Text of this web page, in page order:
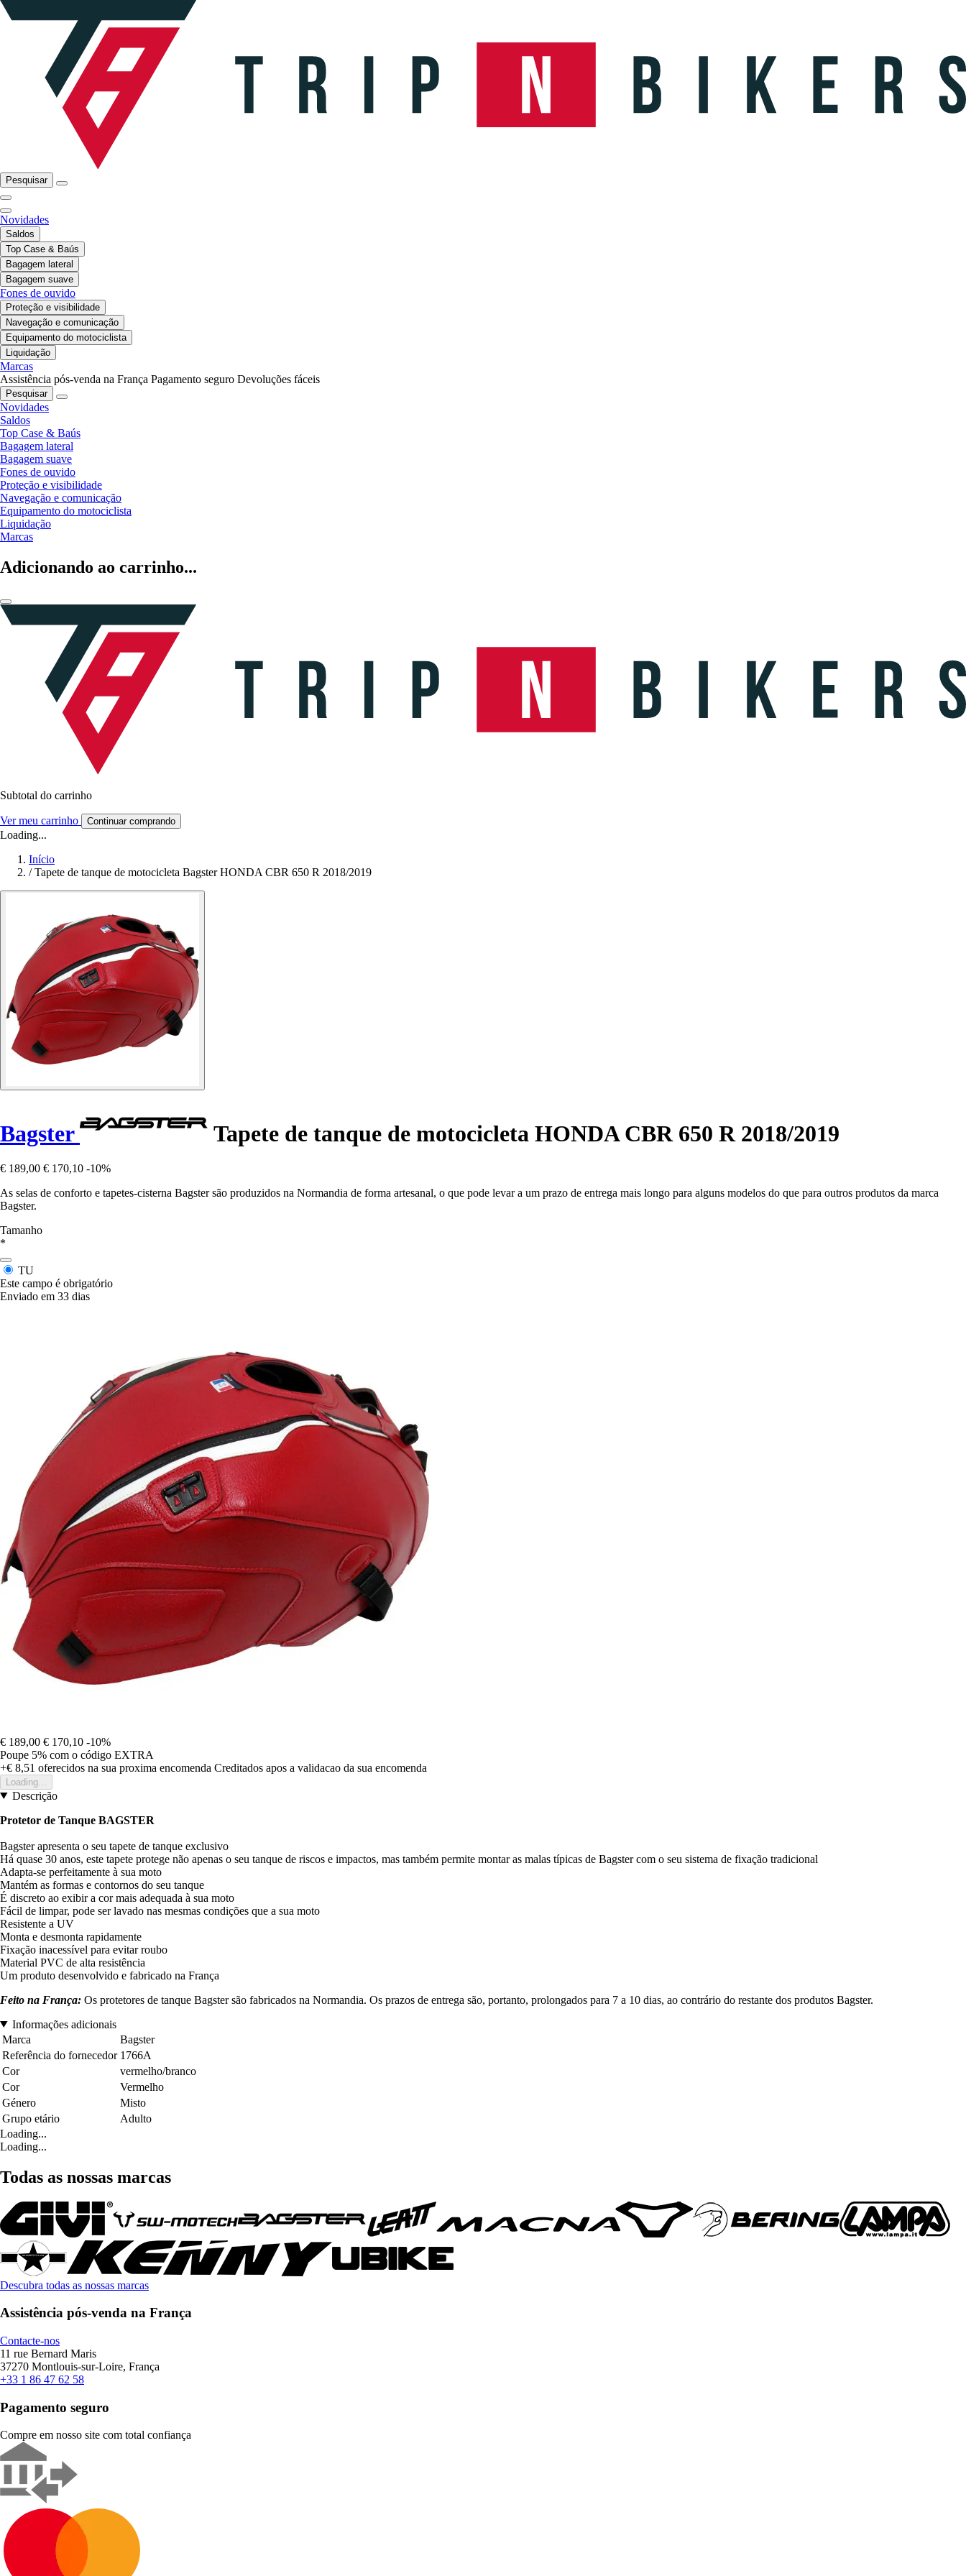
Pesquisar
Novidades
Saldos
Top Case & Baús
Bagagem lateral
Bagagem suave
Fones de ouvido
Proteção e visibilidade
Navegação e comunicação
Equipamento do motociclista
Liquidação
Marcas
Assistência pós-venda na França Pagamento seguro Devoluções fáceis
Pesquisar
Novidades
Saldos
Top Case & Baús
Bagagem lateral
Bagagem suave
Fones de ouvido
Proteção e visibilidade
Navegação e comunicação
Equipamento do motociclista
Liquidação
Marcas
Adicionando ao carrinho...
Subtotal do carrinho
Ver meu carrinho Continuar comprando
Loading...
Início
/ Tapete de tanque de motocicleta Bagster HONDA CBR 650 R 2018/2019
Bagster Tapete de tanque de motocicleta HONDA CBR 650 R 2018/2019
€ 189,00 € 170,10 -10%
As selas de conforto e tapetes-cisterna Bagster são produzidos na Normandia de forma artesanal, o que pode levar a um prazo de entrega mais longo para alguns modelos do que para outros produtos da marca
Bagster.
Tamanho
*
TU
Este campo é obrigatório
Enviado em 33 dias
€ 189,00 € 170,10 -10%
Poupe 5% com o código EXTRA
+€ 8,51 oferecidos na sua proxima encomenda Creditados apos a validacao da sua encomenda
Loading...
Descrição
Protetor de Tanque BAGSTER
Bagster apresenta o seu tapete de tanque exclusivo
Há quase 30 anos, este tapete protege não apenas o seu tanque de riscos e impactos, mas também permite montar as malas típicas de Bagster com o seu sistema de fixação tradicional
Adapta-se perfeitamente à sua moto
Mantém as formas e contornos do seu tanque
É discreto ao exibir a cor mais adequada à sua moto
Fácil de limpar, pode ser lavado nas mesmas condições que a sua moto
Resistente a UV
Monta e desmonta rapidamente
Fixação inacessível para evitar roubo
Material PVC de alta resistência
Um produto desenvolvido e fabricado na França
Feito na França: Os protetores de tanque Bagster são fabricados na Normandia. Os prazos de entrega são, portanto, prolongados para 7 a 10 dias, ao contrário do restante dos produtos Bagster.
Informações adicionais
Marca
Bagster
Referência do fornecedor 1766A
Cor
vermelho/branco
Cor
Vermelho
Género
Misto
Grupo etário
Adulto
Loading...
Loading...
Todas as nossas marcas
Descubra todas as nossas marcas
Assistência pós-venda na França
Contacte-nos
11 rue Bernard Maris
37270 Montlouis-sur-Loire, França
+33 1 86 47 62 58
Pagamento seguro
Compre em nosso site com total confiança